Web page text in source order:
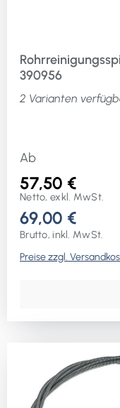
390956
2 Varianten
Ab
57,50 €
Netto, exkl. MwSt.
69,00 €
Brutto, inkl. MwSt.
Preise zzgl.